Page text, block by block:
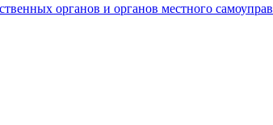
органов и органов местного